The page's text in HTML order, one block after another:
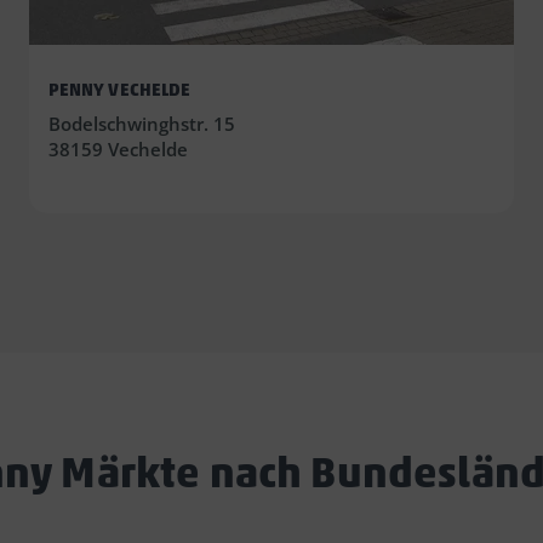
PENNY VECHELDE
Bodelschwinghstr. 15
38159 Vechelde
Märkte nach